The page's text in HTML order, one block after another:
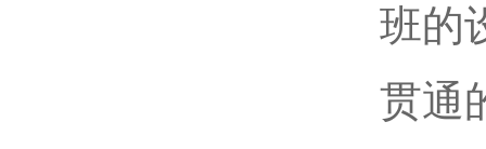
班的
贯通